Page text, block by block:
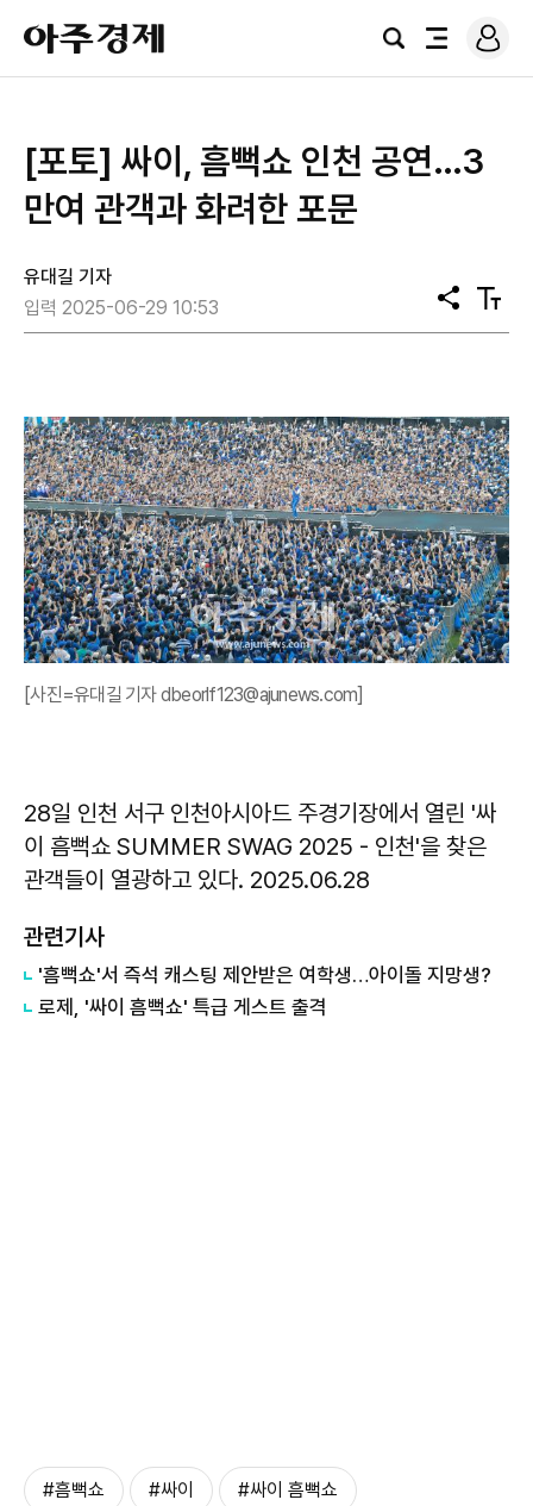
아
주
경
검
전
로
그
[포토] 싸이, 흠뻑쇼 인천 공연…3
만여 관객과 화려한 포문
유대길 기자
입력 2025-06-29 10:53
공
유
텍
스
[사진=유대길 기자 dbeorlf123@ajunews.com]
28일 인천 서구 인천아시아드 주경기장에서 열린 '싸
이 흠뻑쇼 SUMMER SWAG 2025 - 인천'을 찾은
관객들이 열광하고 있다. 2025.06.28
관련기사
'흠뻑쇼'서 즉석 캐스팅 제안받은 여학생…아이돌 지망생?
로제, '싸이 흠뻑쇼' 특급 게스트 출격
#흠뻑쇼 #싸이 #싸이 흠뻑쇼